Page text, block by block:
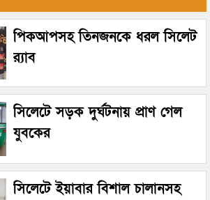
পিকআপসহ তিনজনকে ধরল সিলেট
র‌্যাব
সিলেটে সড়ক দুর্ঘটনায় প্রাণ গেল
যুবকের
সিলেটে ইয়াবার বিশাল চালানসহ